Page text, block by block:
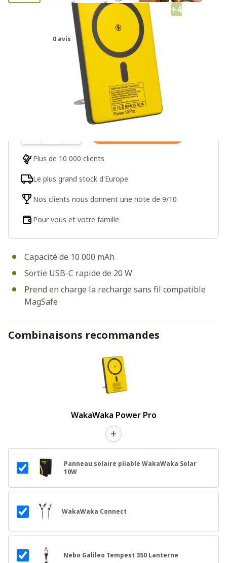
+4
WakaWaka Power Pro
0 avis
Capacité de 10 000 mAh
Sortie USB-C rapide de 20 W
Prend en charge la recharge sans fil compatible
MagSafe
Plus de 10 000 clients
Le plus grand stock d'Europe
Nos clients nous donnent une note de 9/10
Pour vous et votre famille
Combinaisons recommandes
WakaWaka Power Pro
Panneau solaire pliable WakaWaka Solar
10W
WakaWaka Connect
Nebo Galileo Tempest 350 Lanterne